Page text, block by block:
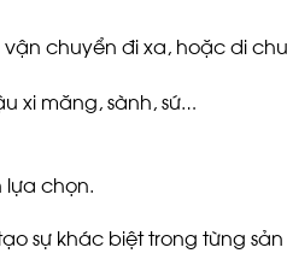
chuyển đi xa, hoặc di
xi măng, sành, sứ…
lựa chọn.
sự khác biệt trong từng